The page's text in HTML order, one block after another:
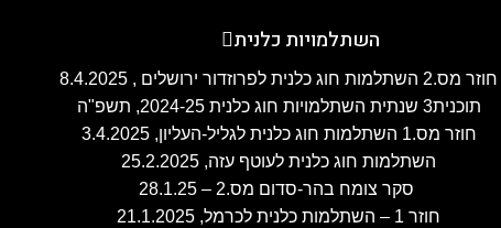
השתלמויות כלנית
חוזר מס.2 השתלמות חוג כלנית לפרוזדור ירושלים , 8.4.2025
תוכנית3 שנתית השתלמויות חוג כלנית 2024-25, תשפ"ה
חוזר מס.1 השתלמות חוג כלנית לגליל-העליון, 3.4.2025
השתלמות חוג כלנית לעוטף עזה, 25.2.2025
סקר צומח בהר-סדום מס.2 – 28.1.25
חוזר 1 – השתלמות כלנית לכרמל, 21.1.2025